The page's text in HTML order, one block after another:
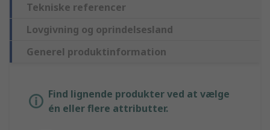
Tekniske referencer
Lovgivning og oprindelsesland
Generel produktinformation
Find lignende produkter ved at vælge
én eller flere attributter.